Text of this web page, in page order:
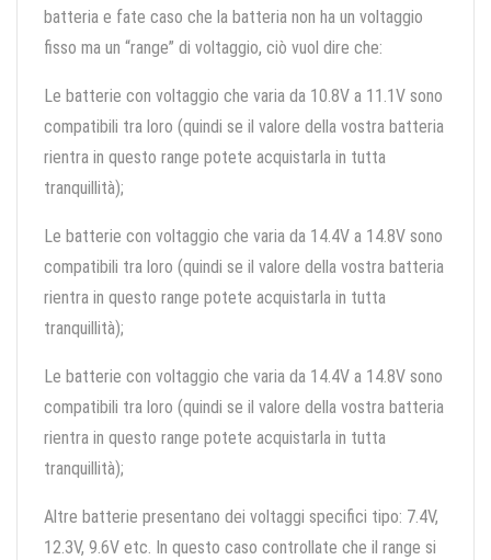
batteria e fate caso che la batteria non ha un voltaggio
fisso ma un “range” di voltaggio, ciò vuol dire che:
Le batterie con voltaggio che varia da 10.8V a 11.1V sono
compatibili tra loro (quindi se il valore della vostra batteria
rientra in questo range potete acquistarla in tutta
tranquillità);
Le batterie con voltaggio che varia da 14.4V a 14.8V sono
compatibili tra loro (quindi se il valore della vostra batteria
rientra in questo range potete acquistarla in tutta
tranquillità);
Le batterie con voltaggio che varia da 14.4V a 14.8V sono
compatibili tra loro (quindi se il valore della vostra batteria
rientra in questo range potete acquistarla in tutta
tranquillità);
Altre batterie presentano dei voltaggi specifici tipo: 7.4V,
12.3V, 9.6V etc. In questo caso controllate che il range si